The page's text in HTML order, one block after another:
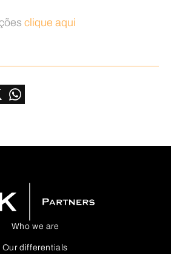
clique aqui
Who we are
Our differentials